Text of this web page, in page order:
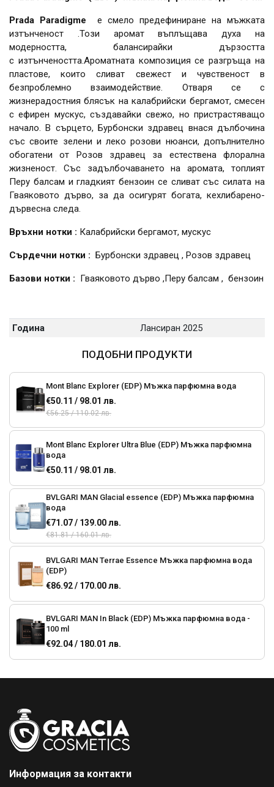
ПОДОБНИ ПРОДУКТИ
Mont Blanc Explorer (EDP) Мъжка парфюмна вода
€50.11 / 98.01 лв.
€56.25 / 110.02 лв.
Mont Blanc Explorer Ultra Blue (EDP) Мъжка парфюмна
вода
€50.11 / 98.01 лв.
BVLGARI MAN Glacial essence (EDP) Мъжка парфюмна
вода
€71.07 / 139.00 лв.
€81.81 / 160.01 лв.
BVLGARI MAN Terrae Essence Мъжка парфюмна вода
(EDP)
€86.92 / 170.00 лв.
BVLGARI MAN In Black (EDP) Мъжка парфюмна вода -
100 ml
€92.04 / 180.01 лв.
BVLGARI AQVA Pour Homme (EDT) Мъжка тоалетна
Prada Paradigme
е смело предефиниране на мъжката
изтънченост .Този аромат въплъщава духа на
модерността, балансирайки дързостта
с изтънчеността.Ароматната композиция се разгръща на
пластове, които сливат свежест и чувственост в
безпроблемно взаимодействие. Отваря се с
жизнерадостния блясък на калабрийски бергамот, смесен
с ефирен мускус, създавайки свежо, но пристрастяващо
начало. В сърцето, Бурбонски здравец внася дълбочина
със своите зелени и леко розови нюанси, допълнително
обогатени от Розов здравец за естествена флорална
жизненост. Със задълбочаването на аромата, топлият
Перу балсам и гладкият бензоин се сливат със силата на
Гваяковото дърво, за да осигурят богата, кехлибарено-
дървесна следа.
Връхни нотки : Калабрийски бергамот, мускус
Сърдечни нотки : Бурбонски здравец , Розов здравец
Базови нотки : Гваяковото дърво ,Перу балсам , бензоин
Година Лансиран 2025
Информация за контакти